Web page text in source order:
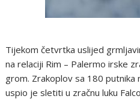
Tijekom četvrtka uslijed
na relaciji Rim – Palermo irske
grom. Zrakoplov sa 180 putnika
uspio je sletiti u zračnu luku